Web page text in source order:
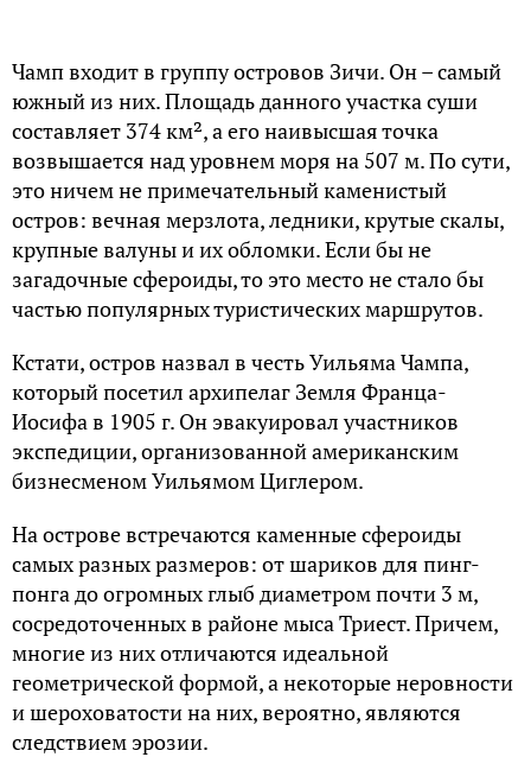
Чамп входит в группу островов Зичи. Он – самый
южный из них. Площадь данного участка суши
составляет 374 км², а его наивысшая точка
возвышается над уровнем моря на 507 м. По сути,
это ничем не примечательный каменистый
остров: вечная мерзлота, ледники, крутые скалы,
крупные валуны и их обломки. Если бы не
загадочные сфероиды, то это место не стало бы
частью популярных туристических маршрутов.
Кстати, остров назвал в честь Уильяма Чампа,
который посетил архипелаг Земля Франца-
Иосифа в 1905 г. Он эвакуировал участников
экспедиции, организованной американским
бизнесменом Уильямом Циглером.
На острове встречаются каменные сфероиды
самых разных размеров: от шариков для пинг-
понга до огромных глыб диаметром почти 3 м,
сосредоточенных в районе мыса Триест. Причем,
многие из них отличаются идеальной
геометрической формой, а некоторые неровности
и шероховатости на них, вероятно, являются
следствием эрозии.